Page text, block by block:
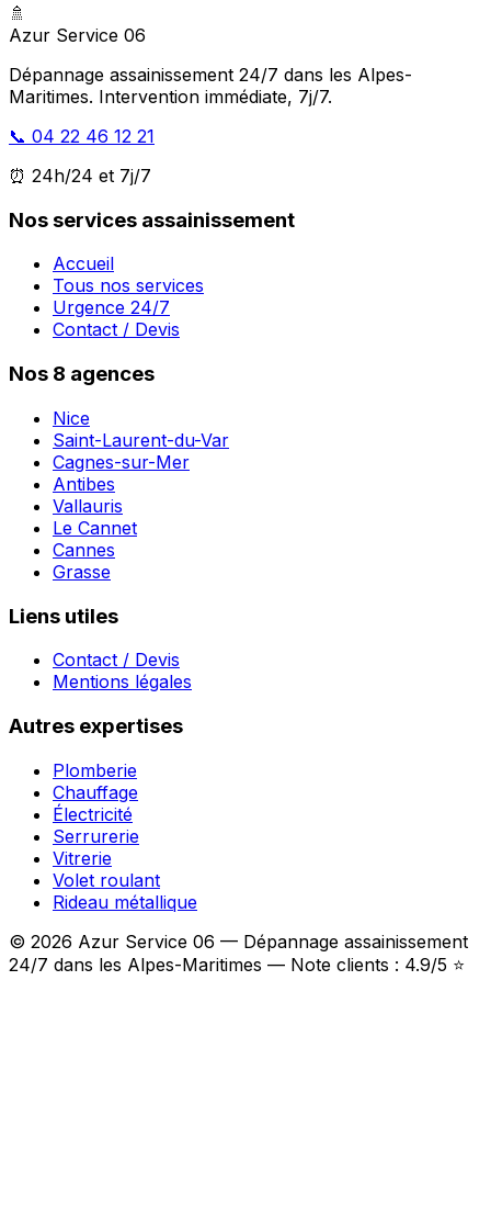
🚿
Azur Service 06
Dépannage assainissement 24/7 dans les Alpes-
Maritimes. Intervention immédiate, 7j/7.
📞 04 22 46 12 21
⏰ 24h/24 et 7j/7
Nos services assainissement
Accueil
Tous nos services
Urgence 24/7
Contact / Devis
Nos 8 agences
Nice
Saint-Laurent-du-Var
Cagnes-sur-Mer
Antibes
Vallauris
Le Cannet
Cannes
Grasse
Liens utiles
Contact / Devis
Mentions légales
Autres expertises
Plomberie
Chauffage
Électricité
Serrurerie
Vitrerie
Volet roulant
Rideau métallique
© 2026 Azur Service 06 — Dépannage assainissement
24/7 dans les Alpes-Maritimes — Note clients : 4.9/5 ⭐